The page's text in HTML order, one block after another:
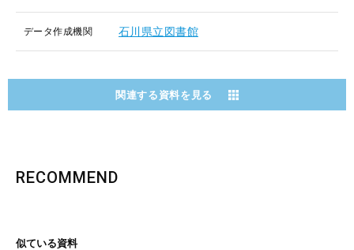
データ作成機関 石川県立図書館
関連する資料を見る
RECOMMEND
似ている資料